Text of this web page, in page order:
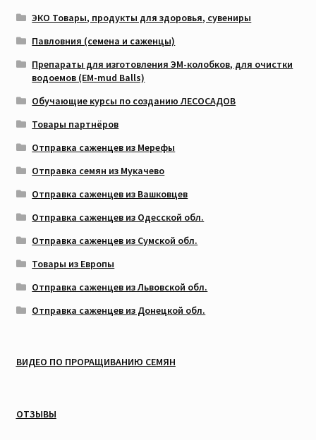
ЭКО Товары, продукты для здоровья, сувениры
Павловния (семена и саженцы)
Препараты для изготовления ЭМ-колобков, для очистки
водоемов (EM-mud Balls)
Обучающие курсы по созданию ЛЕСОСАДОВ
Товары партнёров
Отправка саженцев из Мерефы
Отправка семян из Мукачево
Отправка саженцев из Вашковцев
Отправка саженцев из Одесской обл.
Отправка саженцев из Сумской обл.
Товары из Европы
Отправка саженцев из Львовской обл.
Отправка саженцев из Донецкой обл.
ВИДЕО ПО ПРОРАЩИВАНИЮ СЕМЯН
ОТЗЫВЫ